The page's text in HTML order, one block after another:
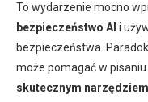
To wydarzenie mocno
bezpieczeństwo AI i
bezpieczeństwa.
może pomagać w
skutecznym